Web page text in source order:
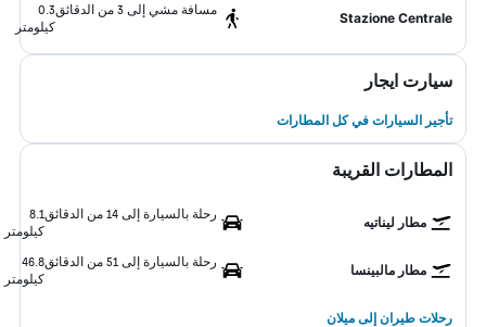
Stazione Centrale
مسافة مشي إلى 3 من الدقائق
0.3
كيلومتر
سيارت ايجار
تأجير السيارات في كل المطارات
المطارات القريبة
مطار ليناتيه
رحلة بالسيارة إلى 14 من الدقائق
8.1
كيلومتر
مطار مالبينسا
رحلة بالسيارة إلى 51 من الدقائق
46.8
كيلومتر
رحلات طيران إلى ميلان